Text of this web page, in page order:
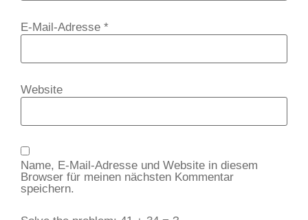
E-Mail-Adresse *
Website
Name, E-Mail-Adresse und Website in diesem
Browser für meinen nächsten Kommentar
speichern.